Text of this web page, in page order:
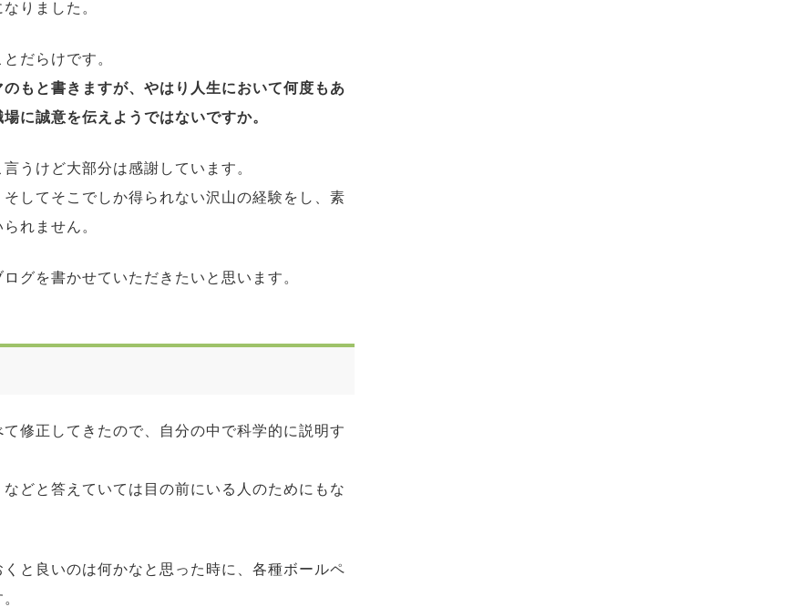
りました。
だらけです。
もと書きますが、やはり人生において何度もあ
に誠意を伝えようではないですか。
うけど大部分は感謝しています。
してそこでしか得られない沢山の経験をし、素
れません。
グを書かせていただきたいと思います。
修正してきたので、自分の中で科学的に説明す
どと答えていては目の前にいる人のためにもな
と良いのは何かなと思った時に、各種ボールペ